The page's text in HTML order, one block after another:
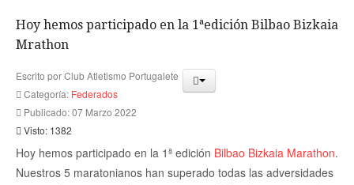
Hoy hemos participado en la 1ªedición Bilbao Bizkaia
Mrathon
Escrito porClub Atletismo Portugalete
Categoría: Federados
Publicado: 07 Marzo 2022
Visto: 1382
Hoy hemos participado en la 1ª edición Bilbao Bizkaia Marathon.
Nuestros 5 maratonianos han superado todas las adversidades